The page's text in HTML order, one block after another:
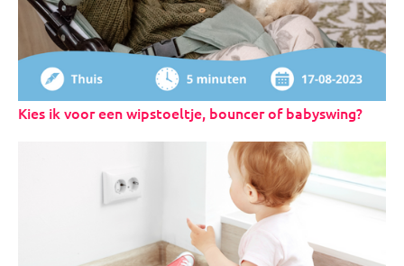
Kies ik voor een wipstoeltje, bouncer of babyswing?